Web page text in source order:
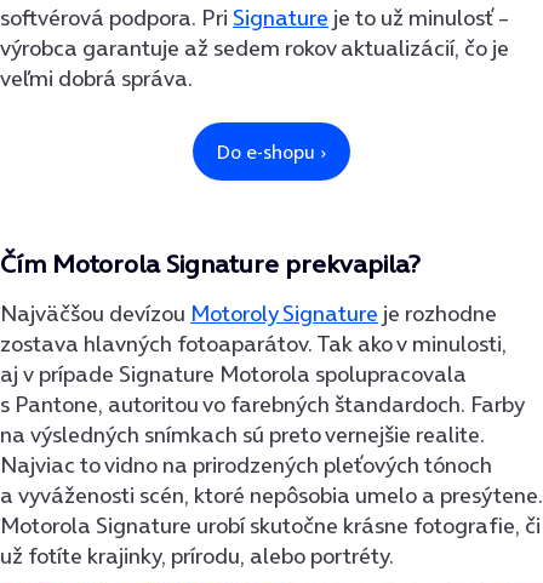
softvérová podpora. Pri Signature je to už minulosť –
výrobca garantuje až sedem rokov aktualizácií, čo je
veľmi dobrá správa.
Čím Motorola Signature prekvapila?
Najväčšou devízou Motoroly Signature je rozhodne
zostava hlavných fotoaparátov. Tak ako v minulosti,
aj v prípade Signature Motorola spolupracovala
s Pantone, autoritou vo farebných štandardoch. Farby
na výsledných snímkach sú preto vernejšie realite.
Najviac to vidno na prirodzených pleťových tónoch
a vyváženosti scén, ktoré nepôsobia umelo a presýtene.
Motorola Signature urobí skutočne krásne fotografie, či
už fotíte krajinky, prírodu, alebo portréty.